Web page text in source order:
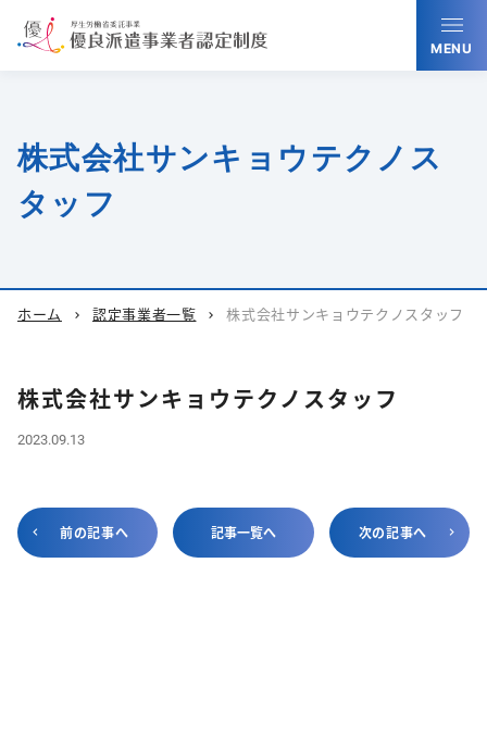
MENU
株式会社サンキョウテクノス
タッフ
ホーム chevron_right 認定事業者一覧 chevron_right 株式会社サンキョウテクノスタッフ
株式会社サンキョウテクノスタッフ
2023.09.13
前の記事へ 記事一覧へ 次の記事へ